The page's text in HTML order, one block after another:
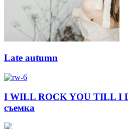
Late autumn
I WILL ROCK YOU TILL I
съемка